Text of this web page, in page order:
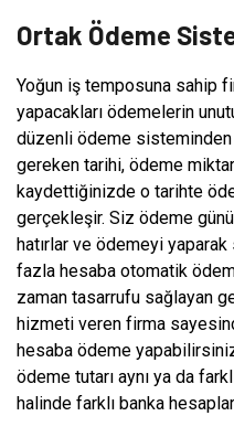
Ortak Ödeme
Yoğun iş temposuna sahip
yapacakları ödemelerin
düzenli ödeme sisteminden
gereken tarihi, ödeme
kaydettiğinizde o tarihte
gerçekleşir. Siz ödeme
hatırlar ve ödemeyi
fazla hesaba otomatik
zaman tasarrufu sağlayan
hizmeti veren firma
hesaba ödeme
ödeme tutarı aynı ya da
halinde farklı banka